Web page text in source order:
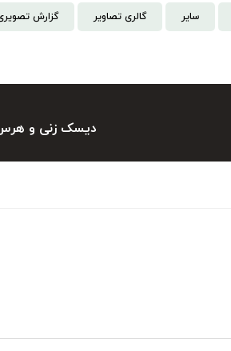
سایر گالری تصاویر گزارش
دیسک زنی و هرس